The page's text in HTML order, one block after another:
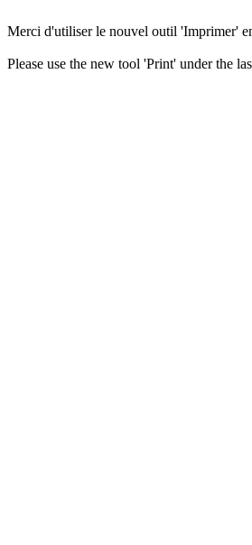
Merci d'utiliser le nouvel outil 'Imprimer'
Please use the new tool 'Print' under the